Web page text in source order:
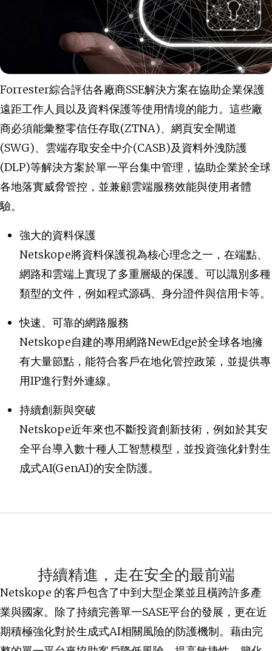
Forrester綜合評估各廠商SSE解決方案在協助企業保護
遠距工作人員以及資料保護等使用情境的能力。這些廠
商必須能彙整零信任存取(ZTNA)、網頁安全閘道
(SWG)、雲端存取安全中介(CASB)及資料外洩防護
(DLP)等解決方案於單一平台集中管理，協助企業於全球
各地落實威脅管控，並兼顧雲端服務效能與使用者體
驗。
強大的資料保護
Netskope將資料保護視為核心理念之一，在端點、
網路和雲端上實現了多重層級的保護。可以識別多種
類型的文件，例如程式源碼、身分證件與信用卡等。
快速、可靠的網路服務
Netskope自建的專用網路NewEdge於全球各地擁
有大量節點，能符合客戶在地化管控政策，並提供專
用IP進行對外連線。
持續創新與突破
Netskope近年來也不斷投資創新技術，例如於其安
全平台導入數十種人工智慧模型，並投資強化針對生
成式AI(GenAI)的安全防護。
持續精進，走在安全的最前端
Netskope 的客戶包含了中到大型企業並且橫跨許多產
業與國家。除了持續完善單一SASE平台的發展，更在近
期積極強化對於生成式AI相關風險的防護機制。藉由完